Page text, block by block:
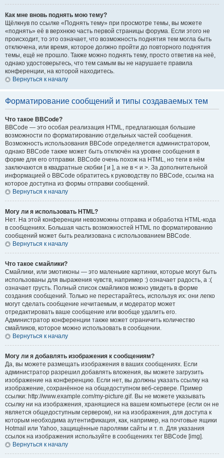
Как мне вновь поднять мою тему?
Щёлкнув по ссылке «Поднять тему» при просмотре темы, вы можете
«поднять» её в верхнюю часть первой страницы форума. Если этого не
происходит, то это означает, что возможность поднятия тем могла быть
отключена, или время, которое должно пройти до повторного поднятия
темы, ещё не прошло. Также можно поднять тему, просто ответив на неё,
однако удостоверьтесь, что тем самым вы не нарушаете правила
конференции, на которой находитесь.
Вернуться к началу
Форматирование сообщений и типы создаваемых тем
Что такое BBCode?
BBCode — это особая реализация HTML, предлагающая большие
возможности по форматированию отдельных частей сообщения.
Возможность использования BBCode определяется администратором,
однако BBCode также может быть отключён на уровне сообщения в
форме для его отправки. BBCode очень похож на HTML, но теги в нём
заключаются в квадратные скобки [ и ], а не в < и >. За дополнительной
информацией о BBCode обратитесь к руководству по BBCode, ссылка на
которое доступна из формы отправки сообщений.
Вернуться к началу
Могу ли я использовать HTML?
Нет. На этой конференции невозможны отправка и обработка HTML-кода
в сообщениях. Большая часть возможностей HTML по форматированию
сообщений может быть реализована с использованием BBCode.
Вернуться к началу
Что такое смайлики?
Смайлики, или эмотиконы — это маленькие картинки, которые могут быть
использованы для выражения чувств, например :) означает радость, а :(
означает грусть. Полный список смайликов можно увидеть в форме
создания сообщений. Только не перестарайтесь, используя их: они легко
могут сделать сообщение нечитаемым, и модератор может
отредактировать ваше сообщение или вообще удалить его.
Администратор конференции также может ограничить количество
смайликов, которое можно использовать в сообщении.
Вернуться к началу
Могу ли я добавлять изображения к сообщениям?
Да, вы можете размещать изображения в ваших сообщениях. Если
администратор разрешил добавлять вложения, вы можете загрузить
изображение на конференцию. Если нет, вы должны указать ссылку на
изображение, сохранённое на общедоступном веб-сервере. Пример
ссылки: http://www.example.com/my-picture.gif. Вы не можете указывать
ссылку ни на изображения, хранящиеся на вашем компьютере (если он не
является общедоступным сервером), ни на изображения, для доступа к
которым необходима аутентификация, как, например, на почтовые ящики
Hotmail или Yahoo, защищённые паролями сайты и т. п. Для указания
ссылок на изображения используйте в сообщениях тег BBCode [img].
Вернуться к началу